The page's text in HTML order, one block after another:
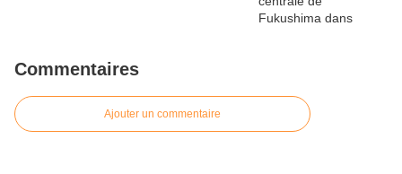
Commentaires
Ajouter un commentaire